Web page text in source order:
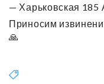
— Харьковская 185
Приносим
🙏